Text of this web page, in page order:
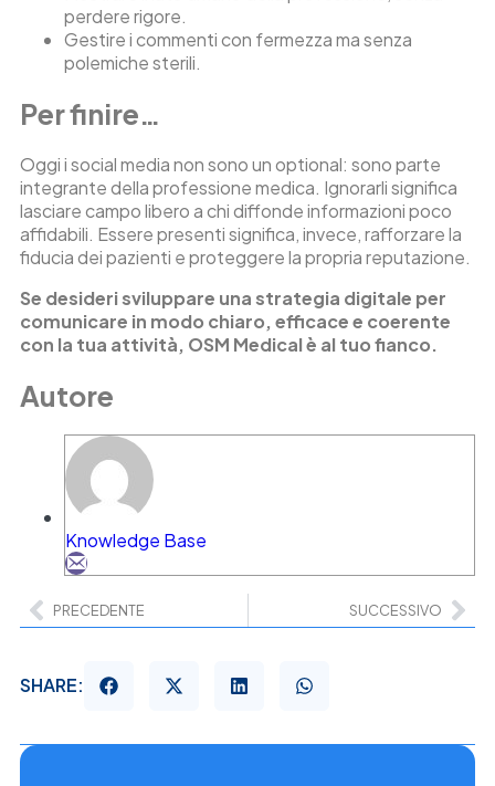
perdere rigore.
Gestire i commenti con fermezza ma senza
polemiche sterili.
Per finire…
Oggi i social media non sono un optional: sono parte
integrante della professione medica. Ignorarli significa
lasciare campo libero a chi diffonde informazioni poco
affidabili. Essere presenti significa, invece, rafforzare la
fiducia dei pazienti e proteggere la propria reputazione.
Se desideri sviluppare una strategia digitale per
comunicare in modo chiaro, efficace e coerente
con la tua attività, OSM Medical è al tuo fianco.
Autore
Knowledge Base
PRECEDENTE SUCCESSIVO
SHARE: